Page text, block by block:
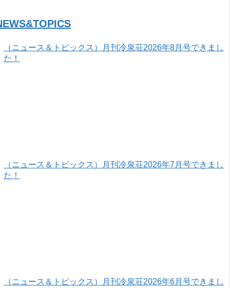
（ニュース＆トピックス）月刊冷泉荘2026年8月号できまし
た！
（ニュース＆トピックス）月刊冷泉荘2026年7月号できまし
た！
（ニュース＆トピックス）月刊冷泉荘2026年6月号できまし